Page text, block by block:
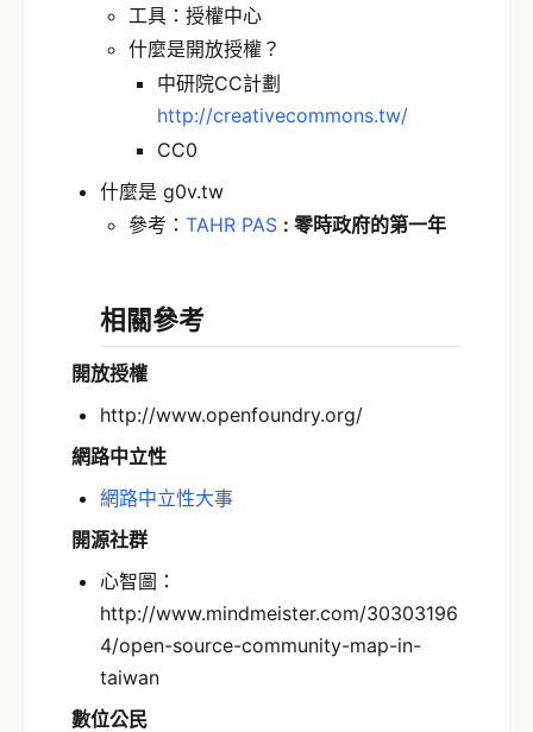
工具：授權中心
什麼是開放授權？
中研院CC計劃
http://creativecommons.tw/
CC0
什麼是 g0v.tw
參考： TAHR PAS : 零時政府的第一年
相關參考
開放授權
http://www.openfoundry.org/
網路中立性
網路中立性大事
開源社群
心智圖：
http://www.mindmeister.com/30303196
4/open-source-community-map-in-
taiwan
數位公民